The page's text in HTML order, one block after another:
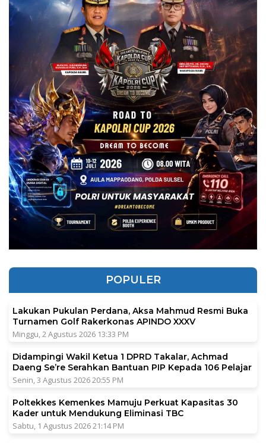
POPULER
Lakukan Pukulan Perdana, Aksa Mahmud Resmi Buka
Turnamen Golf Rakerkonas APINDO XXXV
Minggu, 2 Agustus 2026 13:33 PM
Didampingi Wakil Ketua 1 DPRD Takalar, Achmad
Daeng Se’re Serahkan Bantuan PIP Kepada 106 Pelajar
Senin, 3 Agustus 2026 20:55 PM
Poltekkes Kemenkes Mamuju Perkuat Kapasitas 30
Kader untuk Mendukung Eliminasi TBC
Sabtu, 1 Agustus 2026 21:14 PM